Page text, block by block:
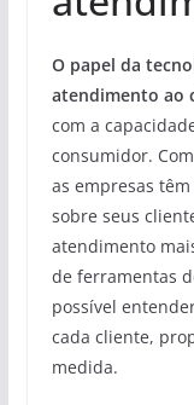
O papel da
atendimento ao
com a
consumidor.
as empresas
sobre seus
atendimento
de ferramentas
possível
cada cliente,
medida.